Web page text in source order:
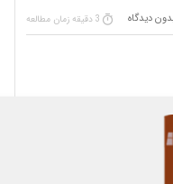
دیدگاه 3 دقیقه زمان مطالعه